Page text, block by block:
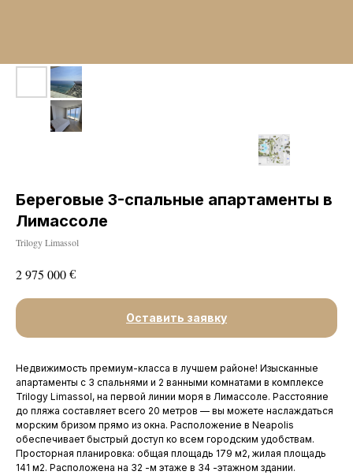
Береговые 3-спальные апартаменты в
Лимассоле
Trilogy Limassol
2 975 000€
Оставить заявку
Недвижимость премиум-класса в лучшем районе! Изысканные
апартаменты с 3 спальнями и 2 ванными комнатами в комплексе
Trilogy Limassol, на первой линии моря в Лимассоле. Расстояние
до пляжа составляет всего 20 метров — вы можете наслаждаться
морским бризом прямо из окна. Расположение в Neapolis
обеспечивает быстрый доступ ко всем городским удобствам.
Просторная планировка: общая площадь 179 м2, жилая площадь
141 м2. Расположена на 32 -м этаже в 34 -этажном здании.